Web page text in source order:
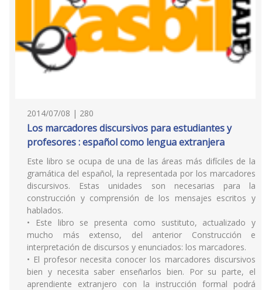
2014/07/08 | 280
Los marcadores discursivos para estudiantes y
profesores : español como lengua extranjera
Este libro se ocupa de una de las áreas más difíciles de la
gramática del español, la representada por los marcadores
discursivos. Estas unidades son necesarias para la
construcción y comprensión de los mensajes escritos y
hablados.
• Este libro se presenta como sustituto, actualizado y
mucho más extenso, del anterior Construcción e
interpretación de discursos y enunciados: los marcadores.
• El profesor necesita conocer los marcadores discursivos
bien y necesita saber enseñarlos bien. Por su parte, el
aprendiente extranjero con la instrucción formal podrá